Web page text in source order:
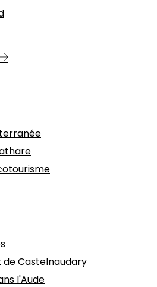
de Castelnaudary
l'Aude